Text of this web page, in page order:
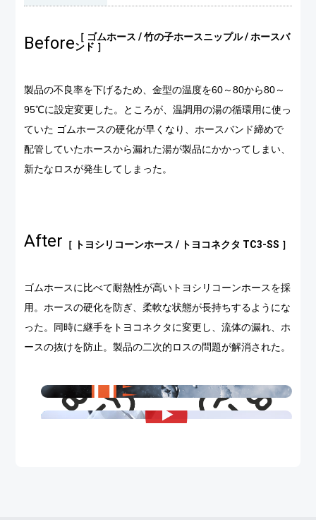
Before ［ ゴムホース / 竹の子ホースニップル / ホースバ
ンド ］
製品の不良率を下げるため、金型の温度を60～80から80～
95℃に設定変更した。ところが、温調用の湯の循環用に使っ
ていた ゴムホースの硬化が早くなり、ホースバンド締めで
配管していたホースから漏れた湯が製品にかかってしまい、
新たなロスが発生してしまった。
After ［ トヨシリコーンホース / トヨコネクタ TC3-SS ］
ゴムホースに比べて耐熱性が高いトヨシリコーンホースを採
用。ホースの硬化を防ぎ、柔軟な状態が長持ちするようにな
った。同時に継手をトヨコネクタに変更し、流体の漏れ、ホ
ースの抜けを防止。製品の二次的ロスの問題が解消された。